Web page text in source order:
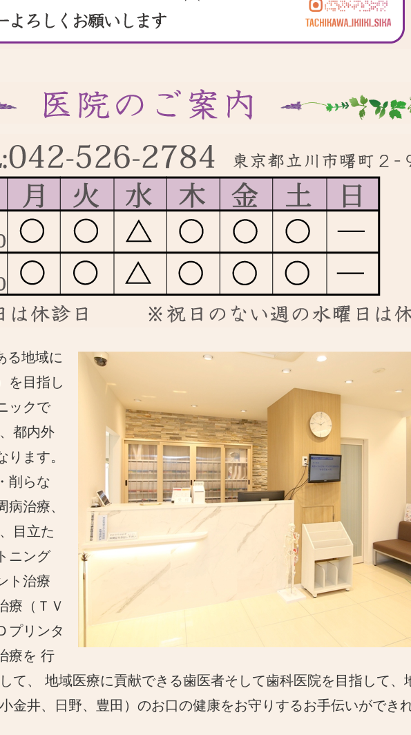
る地域に
を目指し
ックで
都内外
ます。
削らな
治療、
目立た
ニング
ト治療
療（ＴＶ
プリンタ
療を 行
て、 地域医療に貢献できる歯医者そして歯科医院を目指して、
金井、日野、豊田）のお口の健康をお守りするお手伝いができ